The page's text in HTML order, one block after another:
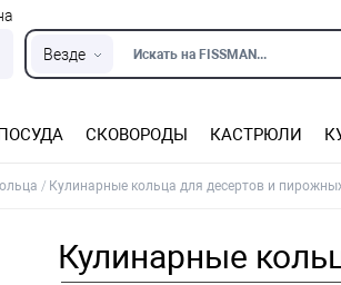
Везде Искать на FISSMAN...
СКОВОРОДЫ КАСТРЮЛИ
Кулинарные кольца для десертов и
Кулинарные